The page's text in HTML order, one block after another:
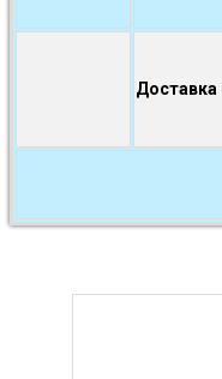
Доставка